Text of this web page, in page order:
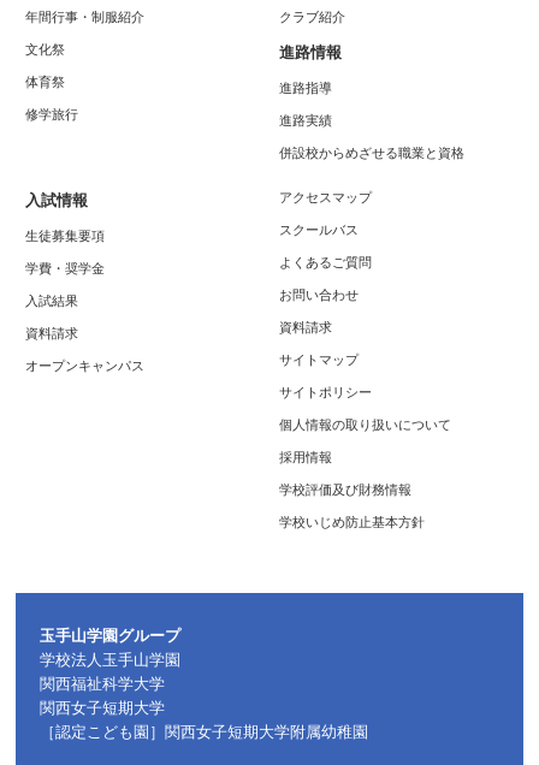
年間行事・制服紹介
文化祭
体育祭
修学旅行
クラブ紹介
進路情報
進路指導
進路実績
併設校からめざせる職業と資格
入試情報
生徒募集要項
学費・奨学金
入試結果
資料請求
オープンキャンパス
アクセスマップ
スクールバス
よくあるご質問
お問い合わせ
資料請求
サイトマップ
サイトポリシー
個人情報の取り扱いについて
採用情報
学校評価及び財務情報
学校いじめ防止基本方針
玉手山学園グループ
学校法人玉手山学園
関西福祉科学大学
関西女子短期大学
［認定こども園］関西女子短期大学附属幼稚園